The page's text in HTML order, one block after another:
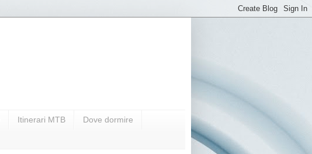
Itinerari MTB Dove dormire